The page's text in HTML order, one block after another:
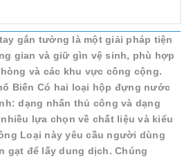
gắn tường là một giải pháp tiện
gian và giữ gìn vệ sinh, phù hợp
và các khu vực công cộng.
Biến Có hai loại hộp đựng nước
dạng nhấn thủ công và dạng
lựa chọn về chất liệu và kiểu
Loại này yêu cầu người dùng
gạt để lấy dung dịch. Chúng